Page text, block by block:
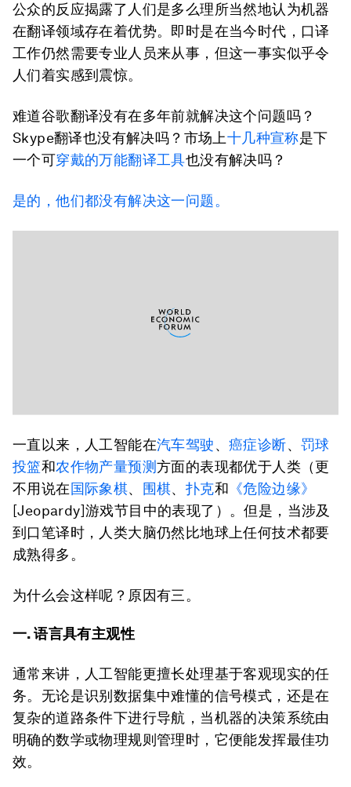
公众的反应揭露了人们是多么理所当然地认为机器
在翻译领域存在着优势。即时是在当今时代，口译
工作仍然需要专业人员来从事，但这一事实似乎令
人们着实感到震惊。
难道谷歌翻译没有在多年前就解决这个问题吗？
Skype翻译也没有解决吗？市场上十几种宣称是下
一个可穿戴的万能翻译工具也没有解决吗？
是的，他们都没有解决这一问题。
一直以来，人工智能在汽车驾驶、癌症诊断、罚球
投篮和农作物产量预测方面的表现都优于人类（更
不用说在国际象棋、 围棋、 扑克和 《危险边缘》
[Jeopardy]游戏节目中的表现了）。但是，当涉及
到口笔译时，人类大脑仍然比地球上任何技术都要
成熟得多。
为什么会这样呢？原因有三。
一. 语言具有主观性
通常来讲，人工智能更擅长处理基于客观现实的任
务。无论是识别数据集中难懂的信号模式，还是在
复杂的道路条件下进行导航，当机器的决策系统由
明确的数学或物理规则管理时，它便能发挥最佳功
效。